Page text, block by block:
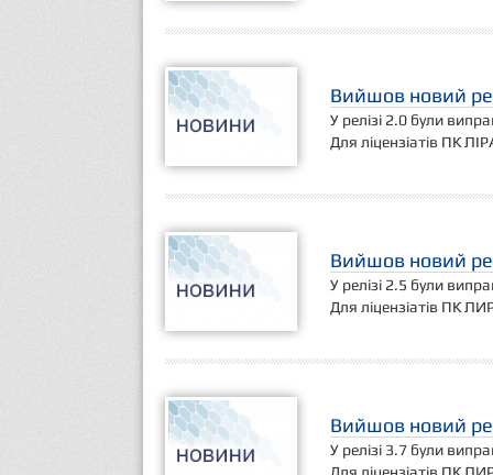
Вийшов новий
У релізі 2.0 були
Для ліцензіатів ПК
Вийшов новий
У релізі 2.5 були
Для ліцензіатів ПК
Вийшов новий
У релізі 3.7 були